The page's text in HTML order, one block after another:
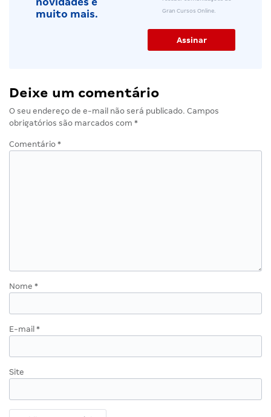
muito mais.
Gran Cursos Online.
Deixe um comentário
O seu endereço de e-mail não será publicado. Campos
obrigatórios são marcados com *
Comentário *
Nome *
E-mail *
Site